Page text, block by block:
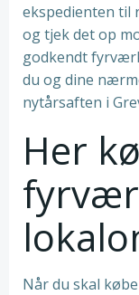
ekspedienten til
og tjek det op
godkendt
du og dine
nytårsaften i
Her
Når du skal